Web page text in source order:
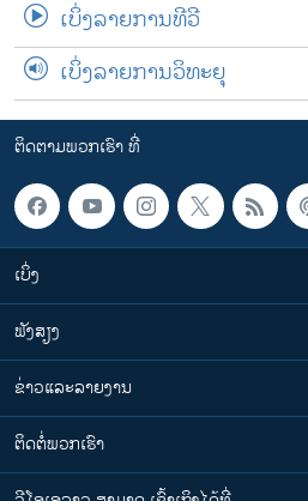
ເບິ່ງລາຍການທີວີ
ເບິ່ງລາຍການວິທະຍຸ
ຕິດຕາມພວກເຮົາ ທີ່
ເບິ່ງ
ຟັງສຽງ
ຂ່າວແລະລາຍງານ
ຕິດຕໍ່ພວກເຮົາ